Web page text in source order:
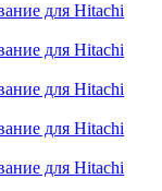
для Hitachi
для Hitachi
для Hitachi
для Hitachi
для Hitachi